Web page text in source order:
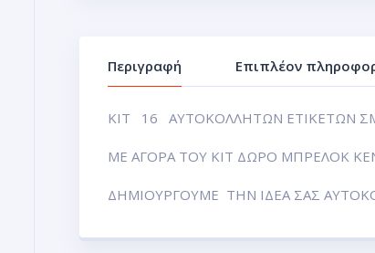
Περιγραφή Επιπλέον
ΚΙΤ 16 ΑΥΤΟΚΟΛΛΗΤΩΝ ΕΤΙΚΕΤΩΝ
ΜΕ ΑΓΟΡΑ ΤΟΥ ΚΙΤ ΔΩΡΟ ΜΠΡΕΛΟΚ
ΔΗΜΙΟΥΡΓΟΥΜΕ ΤΗΝ ΙΔΕΑ ΣΑΣ